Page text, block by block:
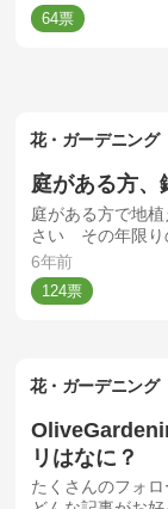
64
花・ガーデニング
庭がある方、
庭がある方で地
さい その年限り
い多肉植物、観葉
6年前
124
花・ガーデニング
リはなに？
たくさんのフォ